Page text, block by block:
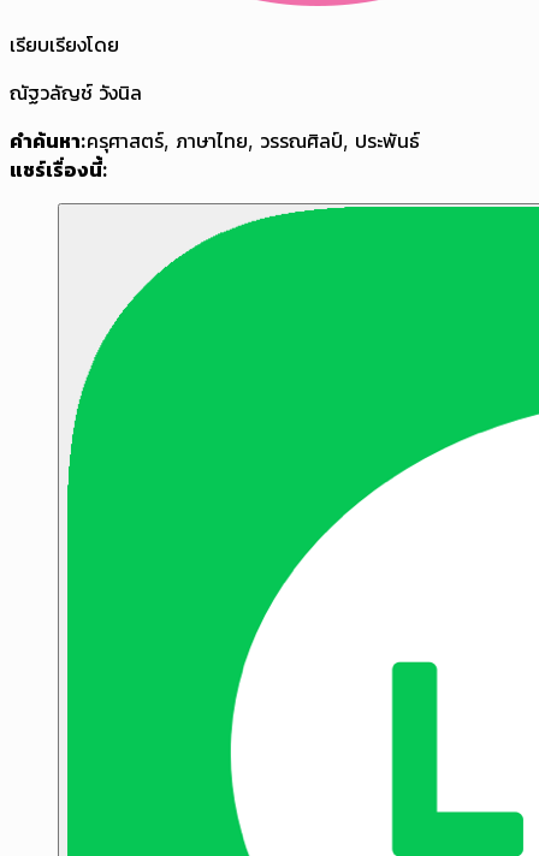
เรียบเรียงโดย
ณัฐวลัญช์ วังนิล
คำค้นหา:ครุศาสตร์, ภาษาไทย, วรรณศิลป์, ประพันธ์
แชร์เรื่องนี้: